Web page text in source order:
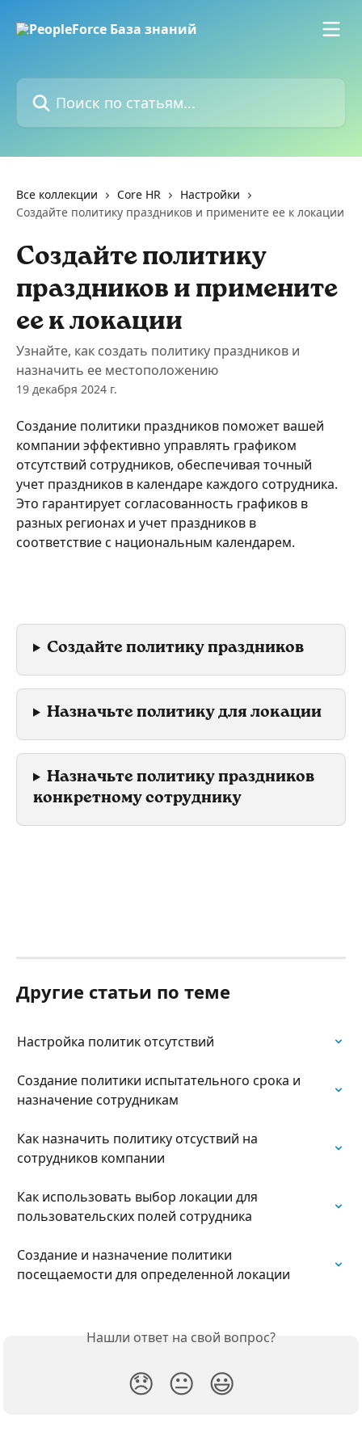
Поиск по статьям...
Все коллекции Core HR
Настройки
Создайте политику праздников и примените ее к локации
Создайте политику
праздников и примените
ее к локации
Узнайте, как создать политику праздников и
назначить ее местоположению
19 декабря 2024 г.
Создание политики праздников поможет вашей
компании эффективно управлять графиком
отсутствий сотрудников, обеспечивая точный
учет праздников в календаре каждого сотрудника.
Это гарантирует согласованность графиков в
разных регионах и учет праздников в
соответствие с национальным календарем.
Создайте политику праздников
Назначьте политику для локации
Назначьте политику праздников
конкретному сотруднику
Другие статьи по теме
Настройка политик отсутствий
Создание политики испытательного срока и
назначение сотрудникам
Как назначить политику отсуствий на
сотрудников компании
Как использовать выбор локации для
пользовательских полей сотрудника
Создание и назначение политики
посещаемости для определенной локации
Нашли ответ на свой вопрос?
😞 😐 😃